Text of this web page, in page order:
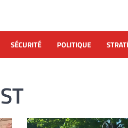
SÉCURITÉ POLITIQUE